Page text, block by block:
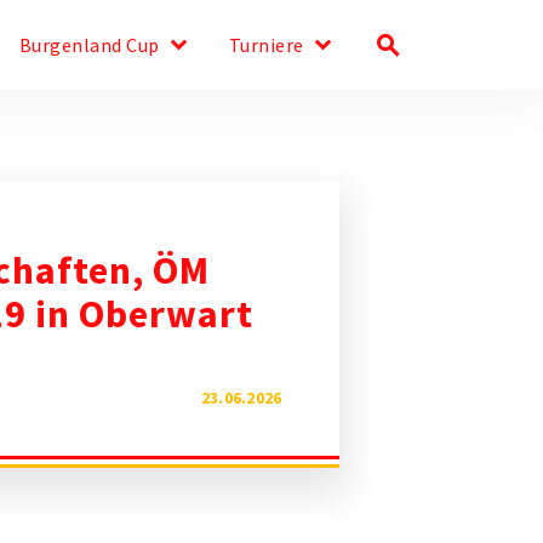
Burgenland Cup keyboard_arrow_down Turniere keyboard_arrow_down search
ÖM
in Oberwart
23.06.2026